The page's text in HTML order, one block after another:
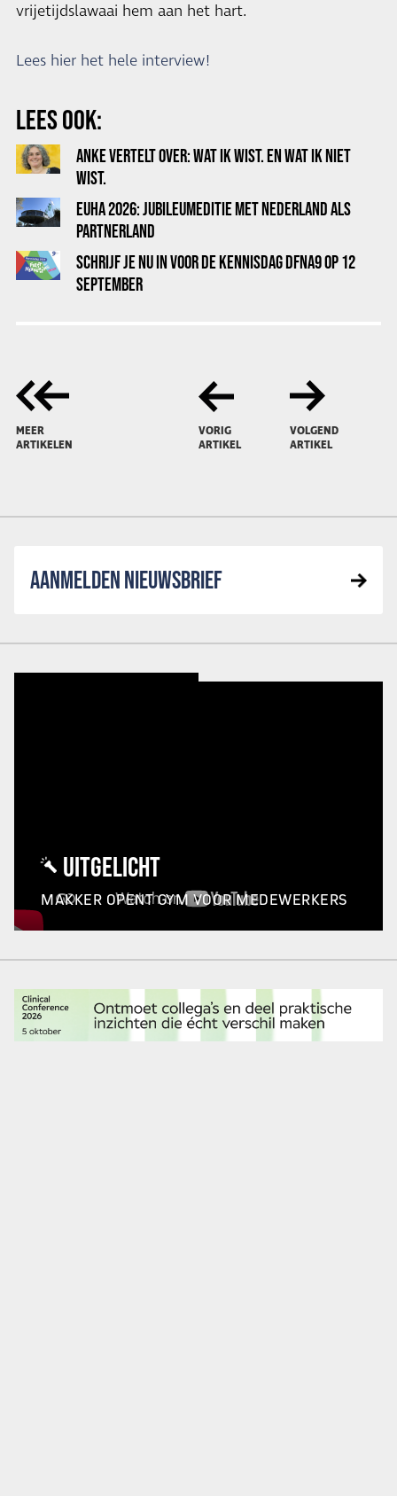
vrijetijdslawaai hem aan het hart.
Lees hier het hele interview!
LEES OOK:
ANKE VERTELT OVER: WAT IK WIST. EN WAT IK NIET
WIST.
EUHA 2026: JUBILEUMEDITIE MET NEDERLAND ALS
PARTNERLAND
SCHRIJF JE NU IN VOOR DE KENNISDAG DFNA9 OP 12
SEPTEMBER
MEER
ARTIKELEN
VORIG
ARTIKEL
VOLGEND
ARTIKEL
AANMELDEN NIEUWSBRIEF
UITGELICHT
MAKKER OPENT GYM VOOR MEDEWERKERS